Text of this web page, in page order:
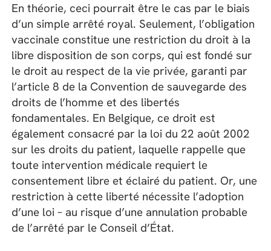
En théorie, ceci pourrait être le cas par le biais
d’un simple arrêté royal. Seulement, l’obligation
vaccinale constitue une restriction du droit à la
libre disposition de son corps, qui est fondé sur
le droit au respect de la vie privée, garanti par
l’article 8 de la Convention de sauvegarde des
droits de l’homme et des libertés
fondamentales. En Belgique, ce droit est
également consacré par la loi du 22 août 2002
sur les droits du patient, laquelle rappelle que
toute intervention médicale requiert le
consentement libre et éclairé du patient. Or, une
restriction à cette liberté nécessite l’adoption
d’une loi – au risque d’une annulation probable
de l’arrêté par le Conseil d’État.